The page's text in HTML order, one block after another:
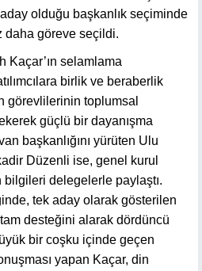
olduğu başkanlık seçiminde
daha göreve seçildi.
Kaçar’ın selamlama
birlik ve beraberlik
görevlilerinin toplumsal
güçlü bir dayanışma
başkanlığını yürüten Ulu
Düzenli ise, genel kurul
delegelerle paylaştı.
tek aday olarak gösterilen
desteğini alarak dördüncü
bir coşku içinde geçen
yapan Kaçar, din